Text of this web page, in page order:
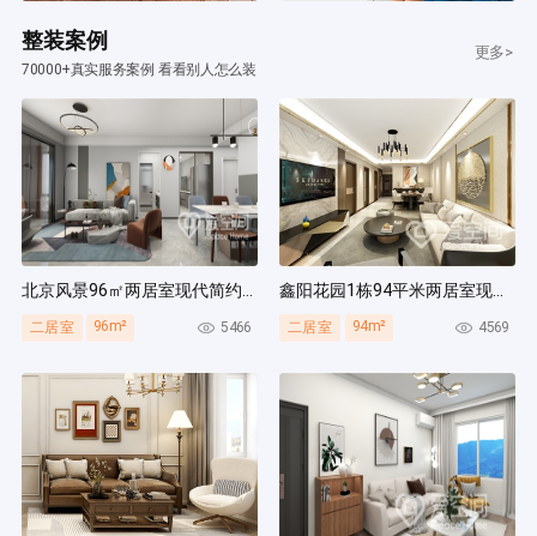
整装案例
70000+真实服务案例 看看别人怎么装
更多>
北京风景96㎡两居室现代简约风装修案例
二居室 96m² 5466
鑫阳花园1栋94平米两居室现代简约风装修案例
二居室 94m² 4569